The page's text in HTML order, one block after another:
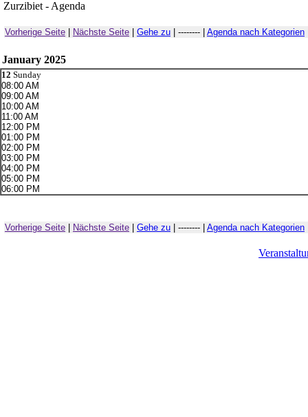
Zurzibiet - Agenda
Vorherige Seite Nächste Seite Gehe zu | -------- | Agenda nach Kategorien
January 2025
12 Sunday
08:00 AM
09:00 AM
10:00 AM
11:00 AM
12:00 PM
01:00 PM
02:00 PM
03:00 PM
04:00 PM
05:00 PM
06:00 PM
Vorherige Seite Nächste Seite Gehe zu | -------- | Agenda nach Kategorien